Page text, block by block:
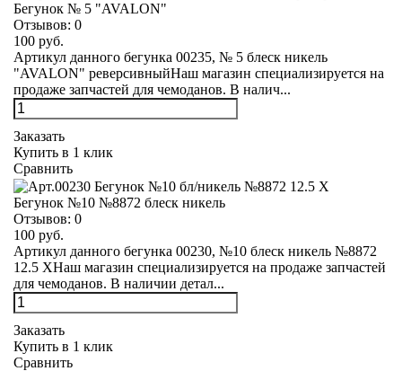
Бегунок № 5 "AVALON"
Отзывов: 0
100 руб.
Артикул данного бегунка 00235, № 5 блеск никель
"AVALON" реверсивныйНаш магазин специализируется на
продаже запчастей для чемоданов. В налич...
Заказать
Купить в 1 клик
Сравнить
Бегунок №10 №8872 блеск никель
Отзывов: 0
100 руб.
Артикул данного бегунка 00230, №10 блеск никель №8872
12.5 XНаш магазин специализируется на продаже запчастей
для чемоданов. В наличии детал...
Заказать
Купить в 1 клик
Сравнить